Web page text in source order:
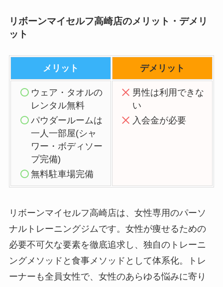
リボーンマイセルフ高崎店のメリット・デメリ
ット
メリット デメリット
ウェア・タオルの
レンタル無料
パウダールームは
一人一部屋(シャ
ワー・ボディソー
プ完備)
無料駐車場完備
男性は利用できな
い
入会金が必要
リボーンマイセルフ高崎店は、女性専用のパーソ
ナルトレーニングジムです。女性が痩せるための
必要不可欠な要素を徹底追求し、独自のトレーニ
ングメソッドと食事メソッドとして体系化。トレ
ーナーも全員女性で、女性のあらゆる悩みに寄り